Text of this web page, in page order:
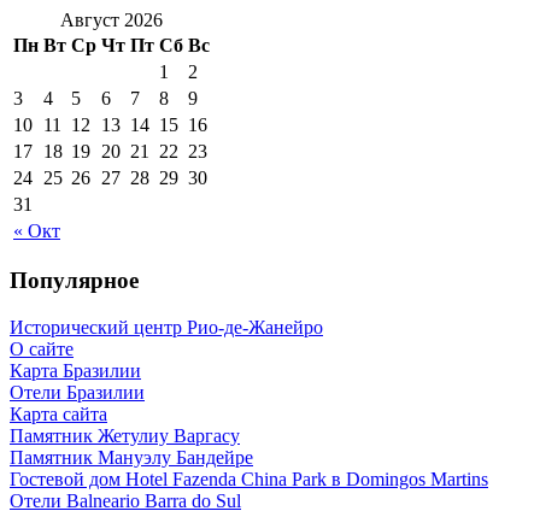
Август 2026
Пн Вт Ср Чт Пт Сб Вс
« Окт
1
2
3
4 5 6 7 8
9
10 11 12 13 14 15 16
17 18 19 20 21 22 23
24 25 26 27 28 29 30
31
Популярное
Исторический центр Рио-де-Жанейро
О сайте
Карта Бразилии
Отели Бразилии
Карта сайта
Памятник Жетулиу Варгасу
Памятник Мануэлу Бандейре
Гостевой дом Hotel Fazenda China Park в Domingos Martins
Отели Balneario Barra do Sul